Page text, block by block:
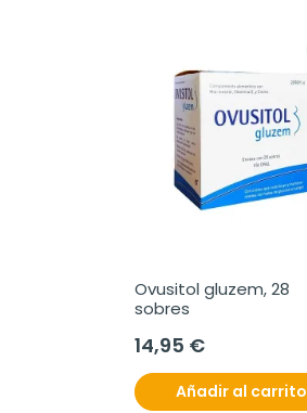
Ovusitol gluzem, 28
sobres
14,95 €
Añadir al carrito